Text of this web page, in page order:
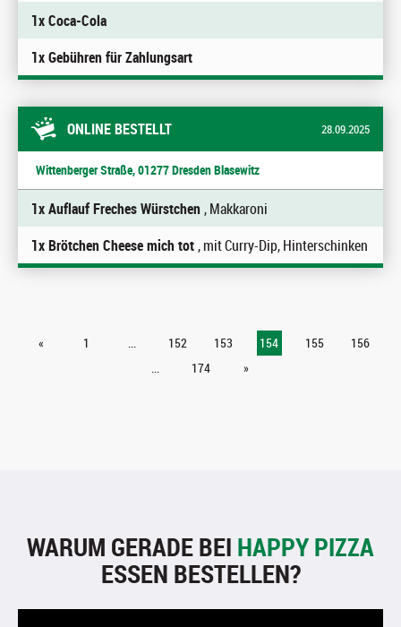
1x Coca-Cola
1x Gebühren für Zahlungsart
ONLINE BESTELLT 28.09.2025
Wittenberger Straße, 01277 Dresden Blasewitz
1x Auflauf Freches Würstchen, Makkaroni
1x Brötchen Cheese mich tot, mit Curry-Dip, Hinterschinken
« 1 ... 152 153 154 155
156
...
174 »
WARUM GERADE BEI HAPPY PIZZA
ESSEN BESTELLEN?